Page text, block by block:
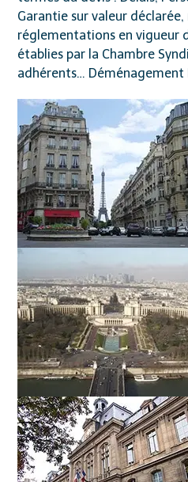
Garantie sur valeur
réglementations en vigueur
établies par la Chambre
adhérents… Déménagement